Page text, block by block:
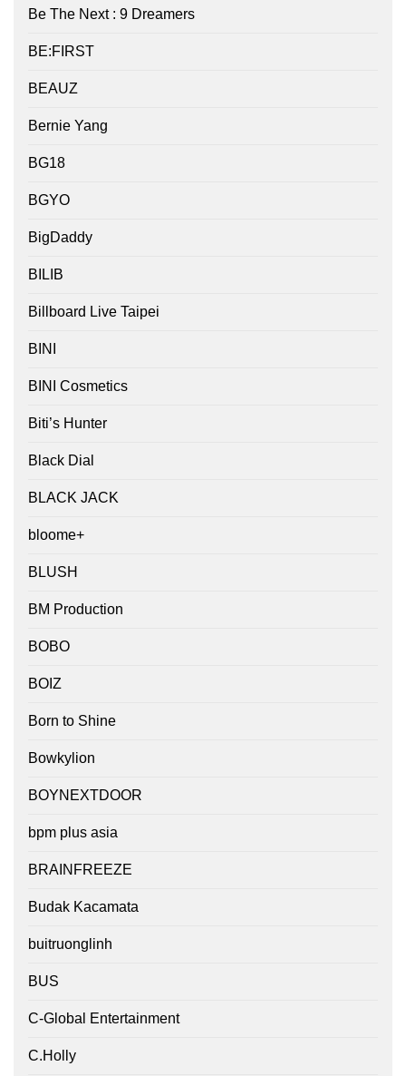
Be The Next : 9 Dreamers
BE:FIRST
BEAUZ
Bernie Yang
BG18
BGYO
BigDaddy
BILIB
Billboard Live Taipei
BINI
BINI Cosmetics
Biti’s Hunter
Black Dial
BLACK JACK
bloome+
BLUSH
BM Production
BOBO
BOIZ
Born to Shine
Bowkylion
BOYNEXTDOOR
bpm plus asia
BRAINFREEZE
Budak Kacamata
buitruonglinh
BUS
C-Global Entertainment
C.Holly